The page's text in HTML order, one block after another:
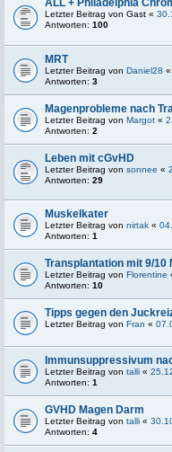
ALL + Philadelphia
Letzter Beitrag von Gast «
Antworten: 100
MRT
Letzter Beitrag von Daniel28 «
Antworten: 3
Magenprobleme nach
Letzter Beitrag von Margot «
Antworten: 2
Leben mit cGvHD
Letzter Beitrag von sonnee «
Antworten: 29
Muskelkater
Letzter Beitrag von nirtak «
Antworten: 1
Transplantation mit 9/10
Letzter Beitrag von Florentine
Antworten: 10
Tipps gegen den
Letzter Beitrag von Fran «
Immunsuppressivum
Letzter Beitrag von talli «
Antworten: 1
GVHD Magen Darm
Letzter Beitrag von talli «
Antworten: 4